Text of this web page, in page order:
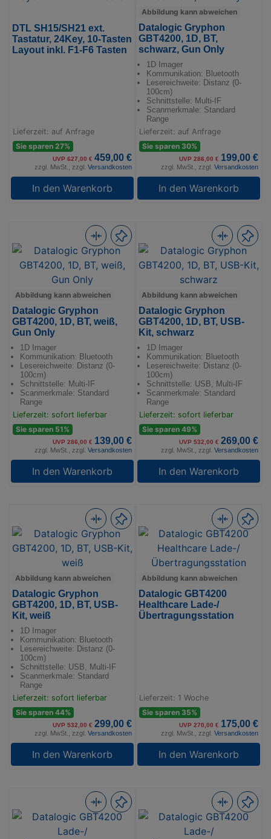
DTL SH15/SH21 ext.
Tastatur, 24Key, 10-Tasten
Layout inkl. F1-F6 Tasten
Lieferzeit: auf Anfrage
Sie sparen 27%
UVP 627,00 € 459,00 €
zzgl. MwSt., zzgl. Versandkosten
In den Warenkorb
Abbildung kann abweichen
Datalogic Gryphon
GBT4200, 1D, BT,
schwarz, Gun Only
1D Imager
Kommunikation: Bluetooth
Lesereichweite: Distanz (0-
100cm)
Schnittstelle: Multi-IF
Scanmerkmale: Standard
Range
Lieferzeit: auf Anfrage
Sie sparen 30%
UVP 286,00 € 199,00 €
zzgl. MwSt., zzgl. Versandkosten
In den Warenkorb
Abbildung kann abweichen
Datalogic Gryphon
GBT4200, 1D, BT, weiß,
Gun Only
1D Imager
Kommunikation: Bluetooth
Lesereichweite: Distanz (0-
100cm)
Schnittstelle: Multi-IF
Scanmerkmale: Standard
Range
Lieferzeit: sofort lieferbar
Sie sparen 51%
UVP 286,00 € 139,00 €
zzgl. MwSt., zzgl. Versandkosten
In den Warenkorb
Abbildung kann abweichen
Datalogic Gryphon
GBT4200, 1D, BT, USB-
Kit, schwarz
1D Imager
Kommunikation: Bluetooth
Lesereichweite: Distanz (0-
100cm)
Schnittstelle: USB, Multi-IF
Scanmerkmale: Standard
Range
Lieferzeit: sofort lieferbar
Sie sparen 49%
UVP 532,00 € 269,00 €
zzgl. MwSt., zzgl. Versandkosten
In den Warenkorb
Abbildung kann abweichen
Datalogic Gryphon
GBT4200, 1D, BT, USB-
Kit, weiß
1D Imager
Kommunikation: Bluetooth
Lesereichweite: Distanz (0-
100cm)
Schnittstelle: USB, Multi-IF
Scanmerkmale: Standard
Range
Lieferzeit: sofort lieferbar
Sie sparen 44%
UVP 532,00 € 299,00 €
zzgl. MwSt., zzgl. Versandkosten
In den Warenkorb
Abbildung kann abweichen
Datalogic GBT4200
Healthcare Lade-/
Übertragungsstation
Lieferzeit: 1 Woche
Sie sparen 35%
UVP 270,00 € 175,00 €
zzgl. MwSt., zzgl. Versandkosten
In den Warenkorb